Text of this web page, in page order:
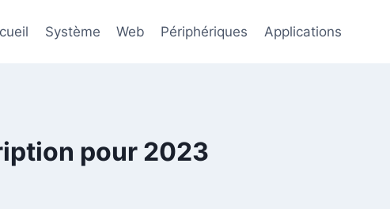
Système Web Périphériques Applications
pour 2023